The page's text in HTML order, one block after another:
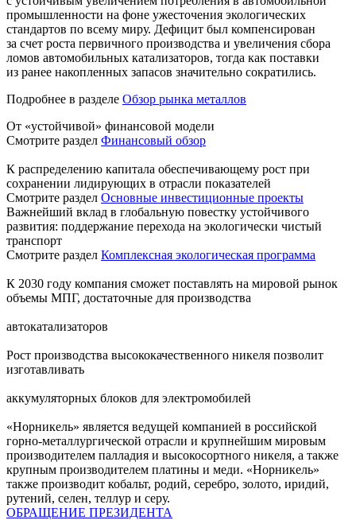
промышленности на фоне ужесточения экологических
стандартов по всему миру. Дефицит был компенсирован
за счет роста первичного производства и увеличения сбора
ломов автомобильных катализаторов, тогда как поставки
из ранее накопленных запасов значительно сократились.
Подробнее в разделе Обзор рынка металлов
От «устойчивой» финансовой модели
Смотрите раздел Финансовый обзор
К распределению капитала обеспечивающему рост при
сохранении лидирующих в отрасли показателей
Смотрите раздел Основные инвестиционные проекты
Важнейший вклад в глобальную повестку устойчивого
развития: поддержание перехода на экологически чистый
транспорт
Смотрите раздел Комплексная экологическая программа
К 2030 году компания сможет поставлять на мировой рынок
объемы МПГ, достаточные для производства
автокатализаторов
Рост производства высококачественного никеля позволит
изготавливать
аккумуляторных блоков для электромобилей
«Норникель» является ведущей компанией в российской
горно-металлургической отрасли и крупнейшим мировым
производителем палладия и высокосортного никеля, а также
крупным производителем платины и меди. «Норникель»
также производит кобальт, родий, серебро, золото, иридий,
рутений, селен, теллур и серу.
ОБРАЩЕНИЕ ПРЕЗИДЕНТА